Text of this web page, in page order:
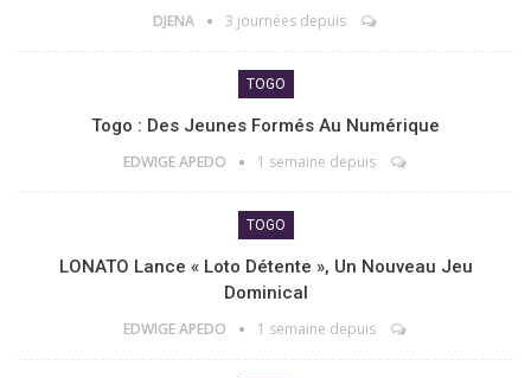
DJENA 3 journées depuis
TOGO
Togo : Des Jeunes Formés Au Numérique
EDWIGE APEDO 1 semaine depuis
TOGO
LONATO Lance « Loto Détente », Un Nouveau Jeu
Dominical
EDWIGE APEDO 1 semaine depuis